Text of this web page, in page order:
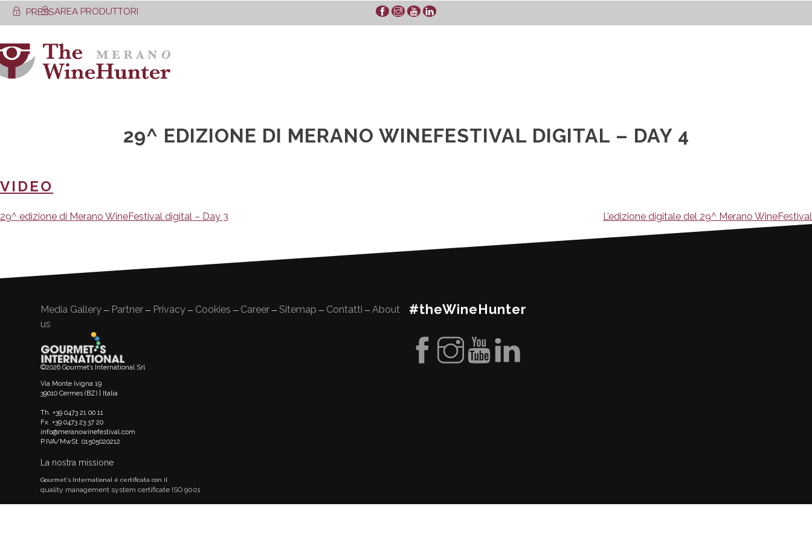
Skip
AREA PRODUTTORI
PRESS
29^ EDIZIONE DI MERANO WINEFESTIVAL DIGITAL – DAY 4
VIDEO
Navigazione
29^ edizione di Merano WineFestival digital – Day 3 L’edizione digitale del 29^ Merano WineFestival
Media Gallery — Partner — Privacy — Cookies — Career —Sitemap — Contatti —About
us
©2026 Gourmet’s International Srl
Via Monte Ivigna 19
39010 Cermes (BZ) | Italia
Th. +39 0473 21 00 11
Fx. +39 0473 23 37 20
info@meranowinefestival.com
P.IVA/MwSt. 01505020212
La nostra missione
Gourmet's International è certificata con il
quality management system certificate ISO 9001
#theWineHunter